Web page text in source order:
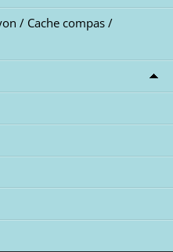
/ Cache compas /